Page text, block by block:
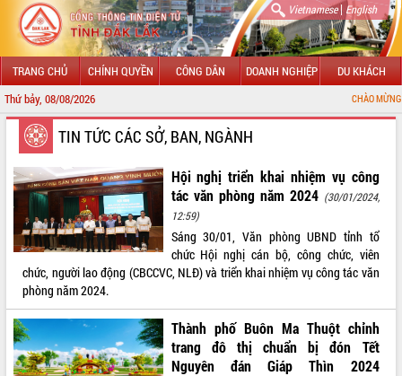
Vietnamese| English
TRANG CHỦ CHÍNH QUYỀN CÔNG DÂN DOANH NGHIỆP DU KHÁCH
Thứ bảy, 08/08/2026 CHÀO MỪNG ĐẾN VỚI
GIỚI THIỆU
LÃNH ĐẠO UBND TỈNH
TIN TỨC SỰ KIỆN
SỞ, BAN, NGÀNH
UBND CÁC XÃ, PHƯỜNG
THÔNG TIN CHỈ ĐẠO ĐIỀU HÀNH
HỆ THỐNG VĂN BẢN
TIN TỨC CÁC SỞ, BAN, NGÀNH
Hội nghị triển khai nhiệm vụ công
tác văn phòng năm 2024 (30/01/2024,
12:59)
Sáng 30/01, Văn phòng UBND tỉnh tổ
chức Hội nghị cán bộ, công chức, viên
chức, người lao động (CBCCVC, NLĐ) và triển khai nhiệm vụ công tác văn
phòng năm 2024.
Thành phố Buôn Ma Thuột chỉnh
trang đô thị chuẩn bị đón Tết
Nguyên đán Giáp Thìn 2024